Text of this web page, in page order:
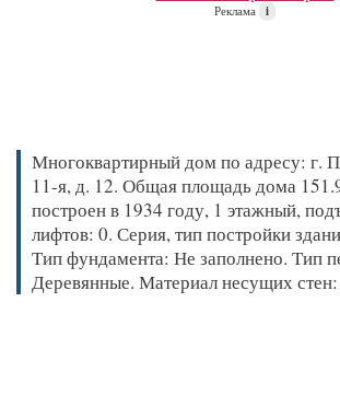
Реклама i
Многоквартирный дом по адресу: г.
11-я, д. 12. Общая площадь дома
построен в 1934 году, 1 этажный,
лифтов: 0. Серия, тип постройки
Тип фундамента: Не заполнено. Тип
Деревянные. Материал несущих